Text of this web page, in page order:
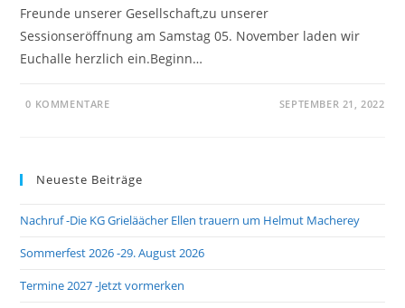
Freunde unserer Gesellschaft,zu unserer
Sessionseröffnung am Samstag 05. November laden wir
Euchalle herzlich ein.Beginn…
0 KOMMENTARE SEPTEMBER 21, 2022
Neueste Beiträge
Nachruf -Die KG Grieläächer Ellen trauern um Helmut Macherey
Sommerfest 2026 -29. August 2026
Termine 2027 -Jetzt vormerken